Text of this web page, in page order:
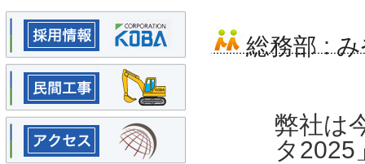
総務部 :
弊社は
タ2025